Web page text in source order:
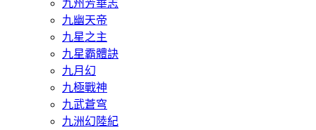
九州芳華志
九幽天帝
九星之主
九星霸體訣
九月幻
九極戰神
九武蒼穹
九洲幻陸紀